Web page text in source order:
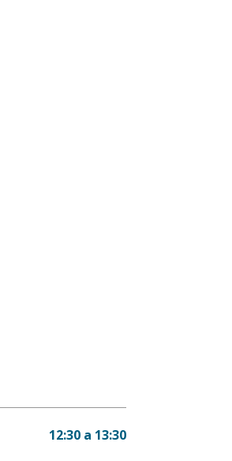
12:30 a 13:30